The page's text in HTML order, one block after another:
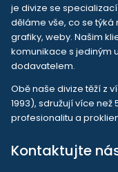
je divize se
děláme vše, co se
grafiky, weby. Našim
komunikace s jediným
dodavatelem.
Obě naše divize těží z
1993), sdružují více
profesionalitu a
Kontaktujte